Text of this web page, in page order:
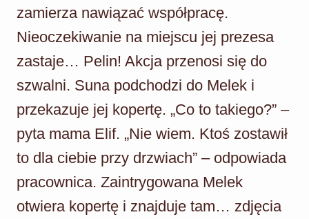
zamierza nawiązać współpracę.
Nieoczekiwanie na miejscu jej prezesa
zastaje… Pelin! Akcja przenosi się do
szwalni. Suna podchodzi do Melek i
przekazuje jej kopertę. „Co to takiego?” –
pyta mama Elif. „Nie wiem. Ktoś zostawił
to dla ciebie przy drzwiach” – odpowiada
pracownica. Zaintrygowana Melek
otwiera kopertę i znajduje tam… zdjęcia